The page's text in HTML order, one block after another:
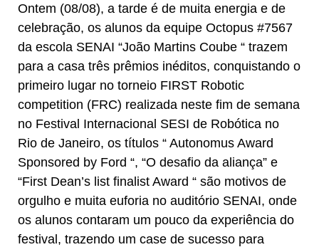
Ontem (08/08), a tarde é de muita energia e de
celebração, os alunos da equipe Octopus #7567
da escola SENAI “João Martins Coube “ trazem
para a casa três prêmios inéditos, conquistando o
primeiro lugar no torneio FIRST Robotic
competition (FRC) realizada neste fim de semana
no Festival Internacional SESI de Robótica no
Rio de Janeiro, os títulos “ Autonomus Award
Sponsored by Ford “, “O desafio da aliança” e
“First Dean’s list finalist Award “ são motivos de
orgulho e muita euforia no auditório SENAI, onde
os alunos contaram um pouco da experiência do
festival, trazendo um case de sucesso para